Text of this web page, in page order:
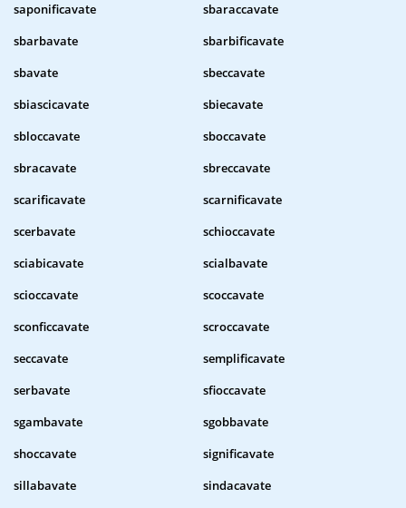
saponificavate
sbaraccavate
sbarbavate
sbarbificavate
sbavate
sbeccavate
sbiascicavate
sbiecavate
sbloccavate
sboccavate
sbracavate
sbreccavate
scarificavate
scarnificavate
scerbavate
schioccavate
sciabicavate
scialbavate
scioccavate
scoccavate
sconficcavate
scroccavate
seccavate
semplificavate
serbavate
sfioccavate
sgambavate
sgobbavate
shoccavate
significavate
sillabavate
sindacavate